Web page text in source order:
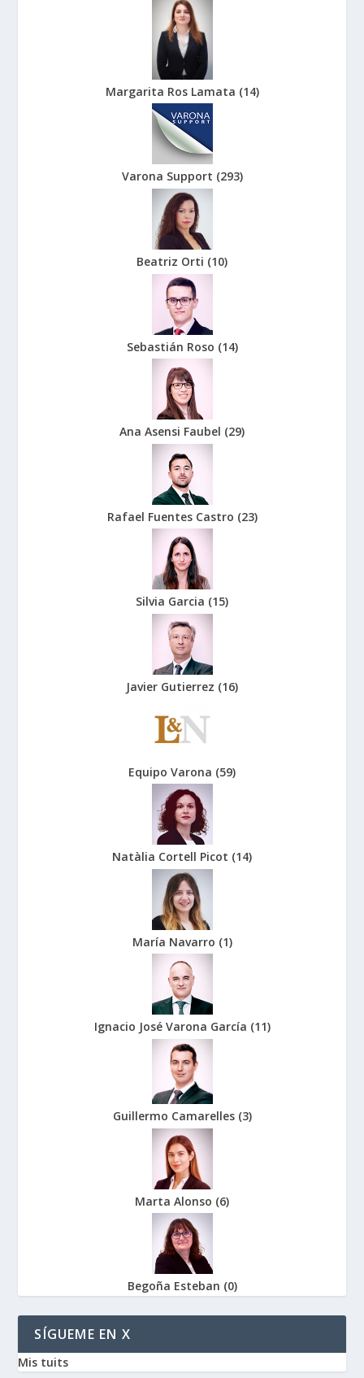
Margarita Ros Lamata (14)
Varona Support (293)
Beatriz Orti (10)
Sebastián Roso (14)
Ana Asensi Faubel (29)
Rafael Fuentes Castro (23)
Silvia Garcia (15)
Javier Gutierrez (16)
Equipo Varona (59)
Natàlia Cortell Picot (14)
María Navarro (1)
Ignacio José Varona García (11)
Guillermo Camarelles (3)
Marta Alonso (6)
Begoña Esteban (0)
SÍGUEME EN X
Mis tuits